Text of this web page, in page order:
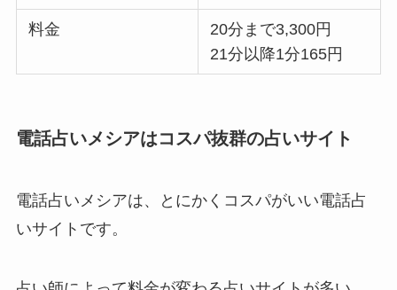
料金
20分まで3,300円
21分以降1分165円
電話占いメシアはコスパ抜群の占いサイト
電話占いメシアは、とにかくコスパがいい電話占
いサイトです。